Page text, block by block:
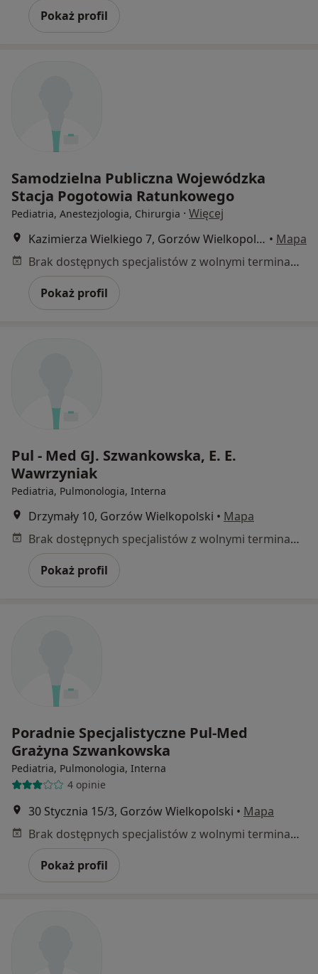
Pokaż profil
Samodzielna Publiczna Wojewódzka
Stacja Pogotowia Ratunkowego
Pediatria, Anestezjologia, Chirurgia · Więcej
Kazimierza Wielkiego 7, Gorzów Wielkopolski • Mapa
Brak dostępnych specjalistów z wolnymi terminami w tym centrum medycznym.
Pokaż profil
Pul - Med GJ. Szwankowska, E. E.
Wawrzyniak
Pediatria, Pulmonologia, Interna
Drzymały 10, Gorzów Wielkopolski • Mapa
Brak dostępnych specjalistów z wolnymi terminami w tym centrum medycznym.
Pokaż profil
Poradnie Specjalistyczne Pul-Med
Grażyna Szwankowska
Pediatria, Pulmonologia, Interna
4 opinie
30 Stycznia 15/3, Gorzów Wielkopolski • Mapa
Brak dostępnych specjalistów z wolnymi terminami w tym centrum medycznym.
Pokaż profil